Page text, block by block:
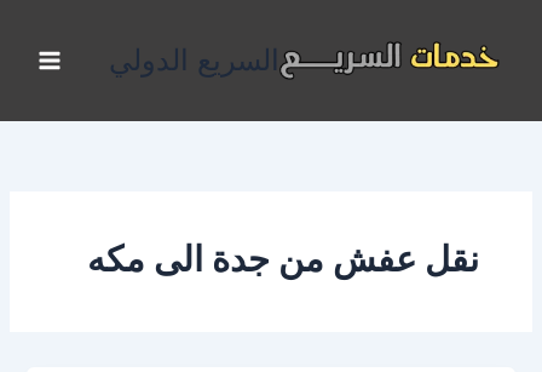
المحتوى
السريع الدولي
نقل عفش من جدة الى مكه